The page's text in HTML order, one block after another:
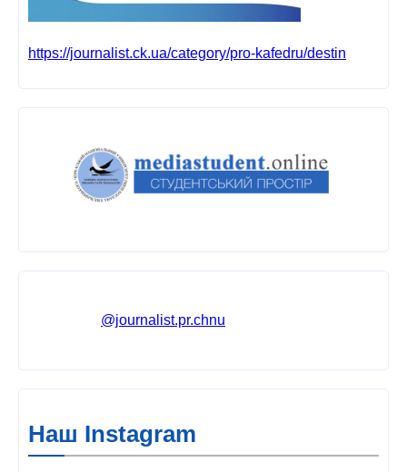
https://journalist.ck.ua/category/pro-kafedru/destin
@journalist.pr.chnu
Наш Instagram